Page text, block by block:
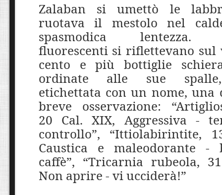
Zalaban si umettò le
ruotava il mestolo nel
spasmodica lentezza.
fluorescenti si riflettevano sul
cento e più bottiglie
ordinate alle sue
etichettata con un nome, una
breve osservazione:
20 Cal. XIX, Aggressiva -
controllo”, “Ittiolabirintite,
Caustica e maleodorante -
caffè”, “Tricarnia rubeola,
Non aprire - vi ucciderà!”